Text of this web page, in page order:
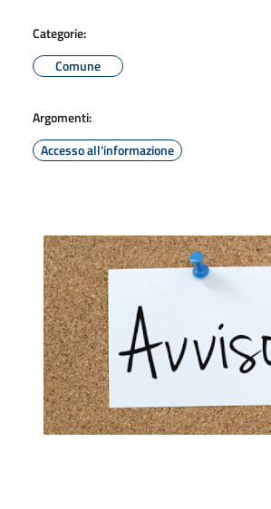
Categorie:
Comune
Argomenti:
Accesso all'informazione